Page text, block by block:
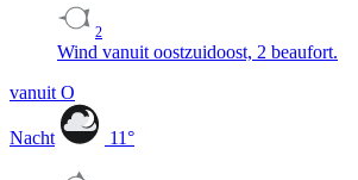
2
Wind vanuit oostzuidoost, 2 beaufort.
vanuit O
Nacht 11°